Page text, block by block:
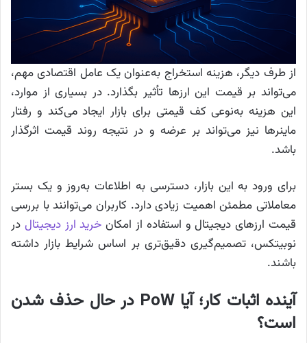
از طرف دیگر، هزینه استخراج به‌عنوان یک عامل اقتصادی مهم،
می‌تواند بر قیمت این ارزها تأثیر بگذارد. در بسیاری از موارد،
این هزینه به‌نوعی کف قیمتی برای بازار ایجاد می‌کند و رفتار
ماینرها نیز می‌تواند بر عرضه و در نتیجه روند قیمت اثرگذار
باشد.
برای ورود به این بازار، دسترسی به اطلاعات به‌روز و یک بستر
معاملاتی مطمئن اهمیت زیادی دارد. کاربران می‌توانند با بررسی
قیمت ارزهای دیجیتال و استفاده از امکان خرید ارز دیجیتال در
نوبیتکس، تصمیم‌گیری دقیق‌تری بر اساس شرایط بازار داشته
باشند.
آینده اثبات کار؛ آیا PoW در حال حذف شدن
است؟